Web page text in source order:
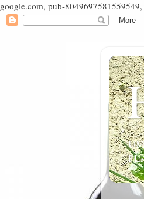
google.com, pub-